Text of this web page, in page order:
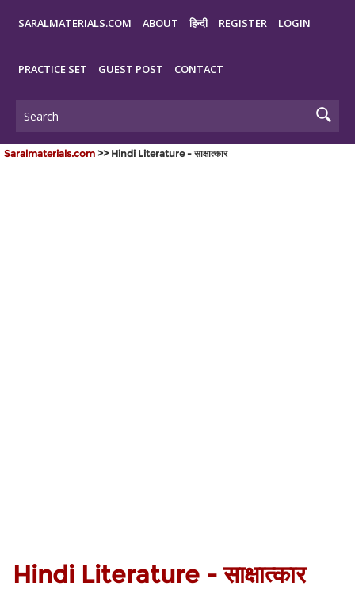
SARALMATERIALS.COM ABOUT हिन्दी REGISTER LOGIN
PRACTICE SET GUEST POST CONTACT
Saralmaterials.com >> Hindi Literature - साक्षात्कार
Hindi Literature - साक्षात्कार